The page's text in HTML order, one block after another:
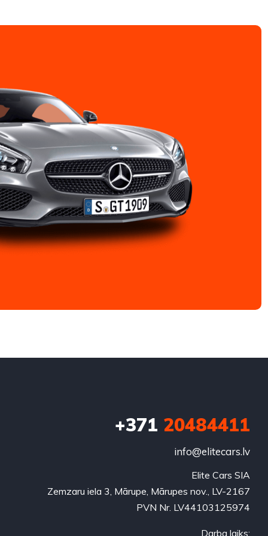
+371 20484411
info@elitecars.lv
Elite Cars SIA
Zemzaru iela 3, Mārupe, Mārupes nov., LV-2167
PVN Nr. LV44103125974
Darba laiks: